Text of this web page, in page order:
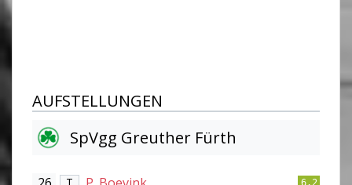
AUFSTELLUNGEN
SpVgg Greuther Fürth
6.2